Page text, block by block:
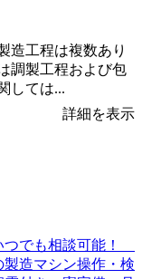
造工程は複数あり
調製工程および包
しては...
詳細を表示